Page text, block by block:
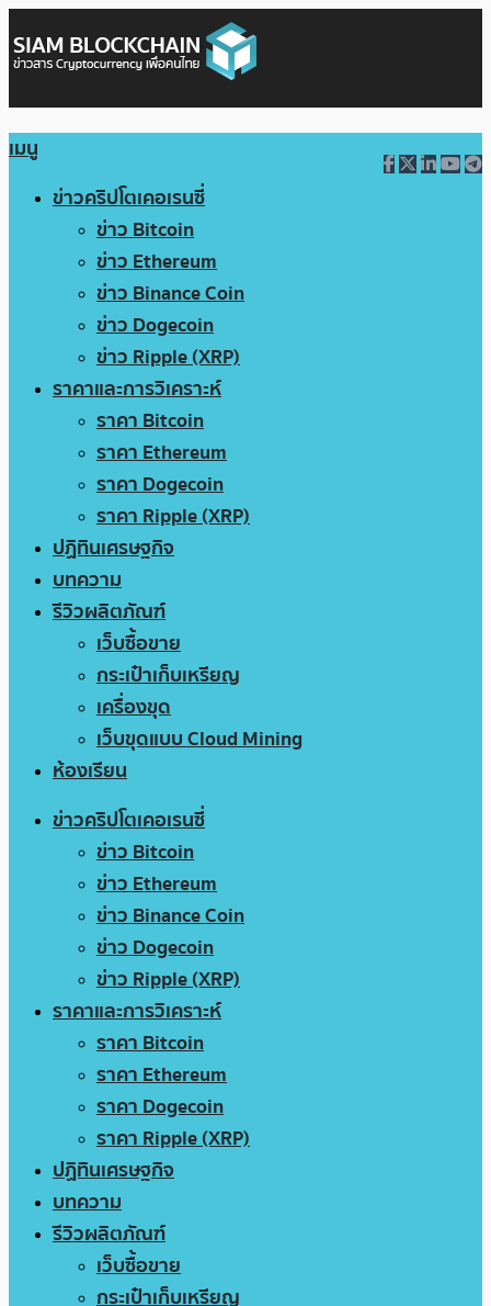
เมนู
ข่าวคริปโตเคอเรนซี่
ข่าว Bitcoin
ข่าว Ethereum
ข่าว Binance Coin
ข่าว Dogecoin
ข่าว Ripple (XRP)
ราคาและการวิเคราะห์
ราคา Bitcoin
ราคา Ethereum
ราคา Dogecoin
ราคา Ripple (XRP)
ปฏิทินเศรษฐกิจ
บทความ
รีวิวผลิตภัณฑ์
เว็บซื้อขาย
กระเป๋าเก็บเหรียญ
เครื่องขุด
เว็บขุดแบบ Cloud Mining
ห้องเรียน
ข่าวคริปโตเคอเรนซี่
ข่าว Bitcoin
ข่าว Ethereum
ข่าว Binance Coin
ข่าว Dogecoin
ข่าว Ripple (XRP)
ราคาและการวิเคราะห์
ราคา Bitcoin
ราคา Ethereum
ราคา Dogecoin
ราคา Ripple (XRP)
ปฏิทินเศรษฐกิจ
บทความ
รีวิวผลิตภัณฑ์
เว็บซื้อขาย
กระเป๋าเก็บเหรียญ